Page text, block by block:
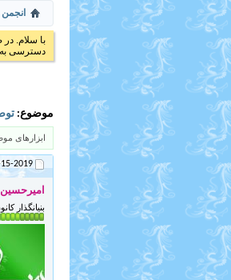
انجمن
با سلام. در
دسترسی
موضوع:
ابزارهای
2019,
امیرحسین
بنیانگذار